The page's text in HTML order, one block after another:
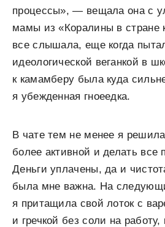
процессы», — вещала она с
мамы из «Коралины в стране
все слышала, еще когда
идеологической веганкой в
к камамберу была куда
я убежденная гноеедка.
В чате тем не менее я
более активной и делать все
Деньги уплачены, да и
была мне важна. На
я притащила свой лоток с
и гречкой без соли на